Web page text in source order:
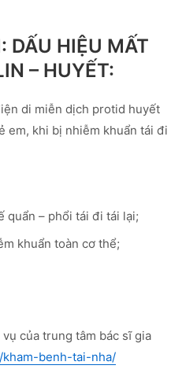
DẤU HIỆU MẤT
– HUYẾT:
di miễn dịch protid huyết
em, khi bị nhiễm khuẩn tái đi
quẩn – phổi tái đi tái lại;
khuẩn toàn cơ thể;
của trung tâm bác sĩ gia
benh-tai-nha/